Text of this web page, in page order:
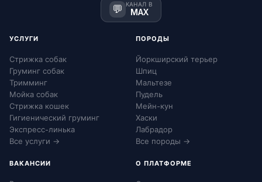
💬 КАНАЛ В
MAX
УСЛУГИ
Стрижка собак
Груминг собак
Тримминг
Мойка собак
Стрижка кошек
Гигиенический груминг
Экспресс-линька
Все услуги →
ПОРОДЫ
Йоркширский терьер
Шпиц
Мальтезе
Пудель
Мейн-кун
Хаски
Лабрадор
Все породы →
ВАКАНСИИ О ПЛАТФОРМЕ